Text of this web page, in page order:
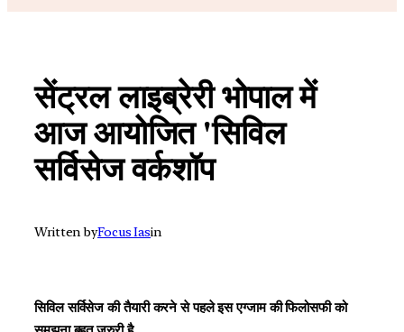
सेंट्रल लाइब्रेरी भोपाल में
आज आयोजित 'सिविल
सर्विसेज वर्कशॉप
Written byFocus Iasin
सिविल सर्विसेज की तैयारी करने से पहले इस एग्जाम की फिलोसफी को